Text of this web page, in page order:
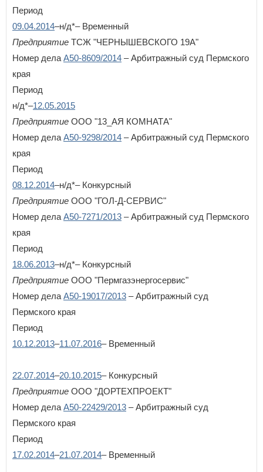
Сахалинская область
Свердловская область
Смоленская область
Ставропольский край
Тверская область
Томская область
Тульская область
У
Удмуртская Республика
Ульяновская область
Х
Ханты-Мансийский автономный округ - Югра
Челябинская область
Чеченская Республика
Чувашская Республика
Я
Ярославская область
Период
09.04.2014–н/д*– Временный
Предприятие ТСЖ "ЧЕРНЫШЕВСКОГО 19А"
Номер дела А50-8609/2014 – Арбитражный суд Пермского
края
Период
н/д*–12.05.2015
Предприятие ООО "13_АЯ КОМНАТА"
Номер дела А50-9298/2014 – Арбитражный суд Пермского
края
Период
08.12.2014–н/д*– Конкурсный
Предприятие ООО "ГОЛ-Д-СЕРВИС"
Номер дела А50-7271/2013 – Арбитражный суд Пермского
края
Период
18.06.2013–н/д*– Конкурсный
Предприятие ООО "Пермгазэнергосервис"
Номер дела А50-19017/2013 – Арбитражный суд
Пермского края
Период
10.12.2013–11.07.2016– Временный
22.07.2014–20.10.2015– Конкурсный
Предприятие ООО "ДОРТЕХПРОЕКТ"
Номер дела А50-22429/2013 – Арбитражный суд
Пермского края
Период
17.02.2014–21.07.2014– Временный
Если вы АУ, то зарегистрируйтесь
восстановите паральлибо отправьте заявку на
au-info@mail.ru